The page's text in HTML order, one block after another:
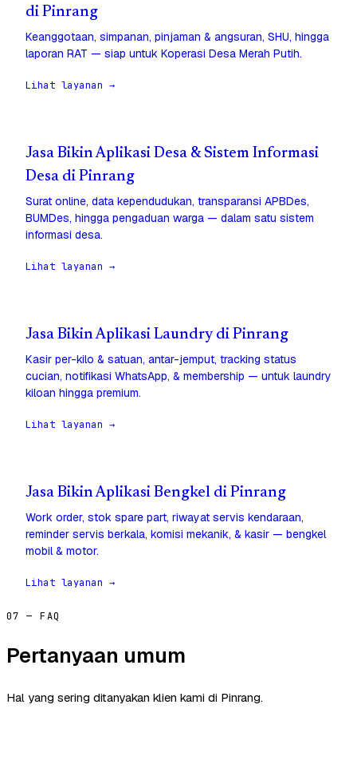
di Pinrang
Keanggotaan, simpanan, pinjaman & angsuran, SHU, hingga
laporan RAT — siap untuk Koperasi Desa Merah Putih.
Lihat layanan →
Jasa Bikin Aplikasi Desa & Sistem Informasi
Desa di Pinrang
Surat online, data kependudukan, transparansi APBDes,
BUMDes, hingga pengaduan warga — dalam satu sistem
informasi desa.
Lihat layanan →
Jasa Bikin Aplikasi Laundry di Pinrang
Kasir per-kilo & satuan, antar-jemput, tracking status
cucian, notifikasi WhatsApp, & membership — untuk laundry
kiloan hingga premium.
Lihat layanan →
Jasa Bikin Aplikasi Bengkel di Pinrang
Work order, stok spare part, riwayat servis kendaraan,
reminder servis berkala, komisi mekanik, & kasir — bengkel
mobil & motor.
Lihat layanan →
07 — FAQ
Pertanyaan umum
Hal yang sering ditanyakan klien kami di Pinrang.